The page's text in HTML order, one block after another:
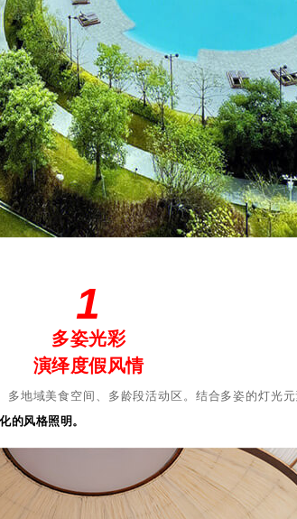
1
多姿光彩
演绎度假风情
地域美食空间、多龄段活动区。结合多姿的灯光
的风格照明。